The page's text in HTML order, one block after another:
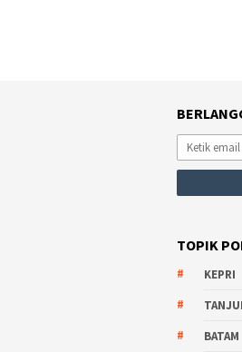
TOPIK
KEPRI
BATAM